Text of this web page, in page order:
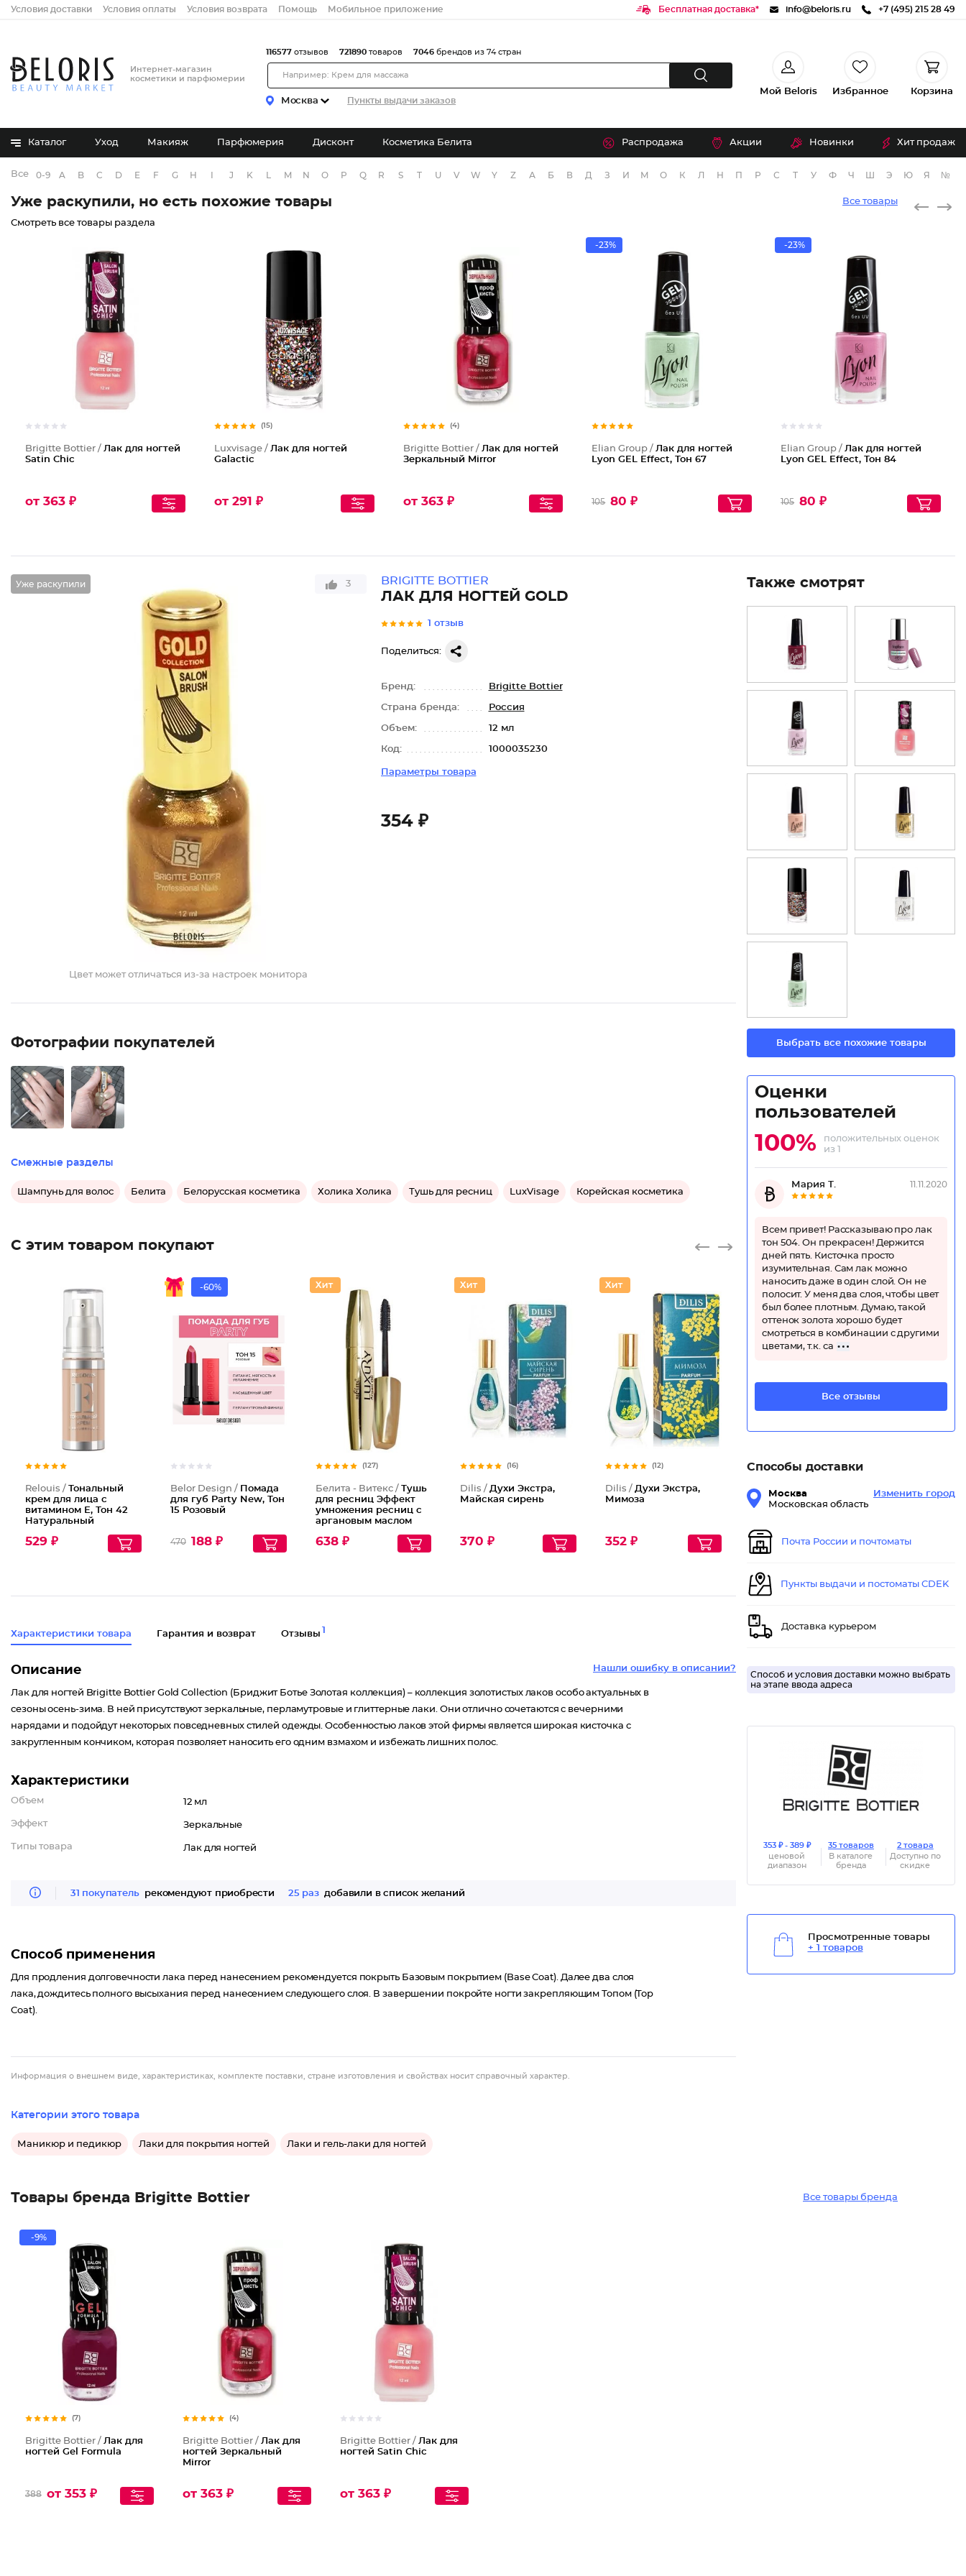
Условия доставки Условия оплаты Условия возврата Помощь Мобильное приложение Бесплатная доставка* info@beloris.ru +7 (495) 215 28 49
Интернет-магазин
косметики и парфюмерии
Москва Пункты выдачи заказов
116577 отзывов 721890 товаров 7046 брендов из 74 стран
Мой Beloris Избранное Корзина
Каталог Уход Макияж Парфюмерия Дисконт Косметика Белита Распродажа Акции Новинки Хит продаж
Все бренды
0-9 A B C D E F G H J K M N O P Q R S T U V W Y Z А Б В Д З И М О К Л Н П Р С Т У Ф Ч Э Ю Я №
Уже раскупили, но есть похожие товары Все товары
Смотреть все товары раздела
Brigitte Bottier / Лак для ногтей
Satin Chic
от 363 ₽
(15)
Luxvisage / Лак для ногтей
Galactic
от 291 ₽
(4)
Brigitte Bottier / Лак для ногтей
Зеркальный Mirror
от 363 ₽
-23%
Elian Group /Лак для ногтей
Lyon GEL Effect, Тон 67
105 80 ₽
-23%
Elian Group /Лак для ногтей
Lyon GEL Effect, Тон 84
105 80 ₽
Уже раскупили 3
Цвет может отличаться из-за настроек монитора
BRIGITTE BOTTIER
ЛАК ДЛЯ НОГТЕЙ GOLD
1 отзыв
Поделиться:
Бренд: Brigitte Bottier
Страна бренда: Россия
Объем: 12 мл
Код: 1000035230
Параметры товара
354 ₽
Фотографии покупателей
Смежные разделы
Шампунь для волос Белита Белорусская косметика Холика Холика Тушь для ресниц LuxVisage Корейская косметика
С этим товаром покупают
Relouis / Тональный
крем для лица с
витамином Е, Тон 42
Натуральный
529 ₽
-60%
Помада
Belor Design / Помада
для губ Party New, Тон
15 Розовый
470 188 ₽
(127)
Белита - Витекс / Тушь
для ресниц Эффект
умножения ресниц с
аргановым маслом
638 ₽
Духи Эк
(16)
Dilis /Духи Экстра,
Майская сирень
370 ₽
Духи Эк
(12)
Dilis /Духи Экстра,
Мимоза
352 ₽
Характеристики товара Гарантия и возврат Отзывы 1
Нашли ошибку в описании?
Описание
Лак для ногтей Brigitte Bottier Gold Collection (Бриджит Ботье Золотая коллекция) – коллекция золотистых лаков особо актуальных в
сезоны осень-зима. В ней присутствуют зеркальные, перламутровые и глиттерные лаки. Они отлично сочетаются с вечерними
нарядами и подойдут некоторых повседневных стилей одежды. Особенностью лаков этой фирмы является широкая кисточка с
закругленным кончиком, которая позволяет наносить его одним взмахом и избежать лишних полос.
Характеристики
Объем 12 мл
Эффект Зеркальные
Типы товара Лак для ногтей
31 покупатель рекомендуют приобрести 25 раз добавили в список желаний
Способ применения
Для продления долговечности лака перед нанесением рекомендуется покрыть Базовым покрытием (Base Coat). Далее два слоя
лака, дождитесь полного высыхания перед нанесением следующего слоя. В завершении покройте ногти закрепляющим Топом (Top
Coat).
Информация о внешнем виде, характеристиках, комплекте поставки, стране изготовления и свойствах носит справочный характер.
Также смотрят
Выбрать все похожие товары
Оценки
пользователей
100%
положительных оценок
из 1
Мария Т. 11.11.2020
Всем привет! Рассказываю про лак
тон 504. Он прекрасен! Держится
дней пять. Кисточка просто
изумительная. Сам лак можно
наносить даже в один слой. Он не
полосит. У меня два слоя, чтобы цвет
был более плотным. Думаю, такой
оттенок золота хорошо будет
смотреться в комбинации с другими
цветами, т.к. са
Все отзывы
Способы доставки
Москва
Московская область
Изменить город
Почта России и почтоматы
Пункты выдачи и постоматы CDEK
Доставка курьером
Способ и условия доставки можно выбрать
на этапе ввода адреса
353 ₽ - 389 ₽
ценовой
диапазон
35 товаров
В каталоге
бренда
2 товара
Доступно по
скидке
Просмотренные товары
+ 1 товаров
Категории этого товара
Маникюр и педикюр Лаки для покрытия ногтей Лаки и гель-лаки для ногтей
Товары бренда Brigitte Bottier Все товары бренда
-9%
(7)
Brigitte Bottier / Лак для
ногтей Gel Formula
388 от 353 ₽
(4)
Brigitte Bottier / Лак для
ногтей Зеркальный
Mirror
от 363 ₽
Brigitte Bottier / Лак для
ногтей Satin Chic
от 363 ₽